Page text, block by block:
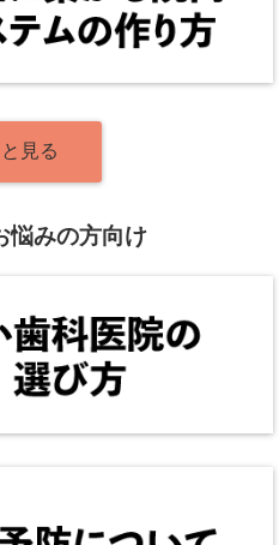
見る
悩みの方向け